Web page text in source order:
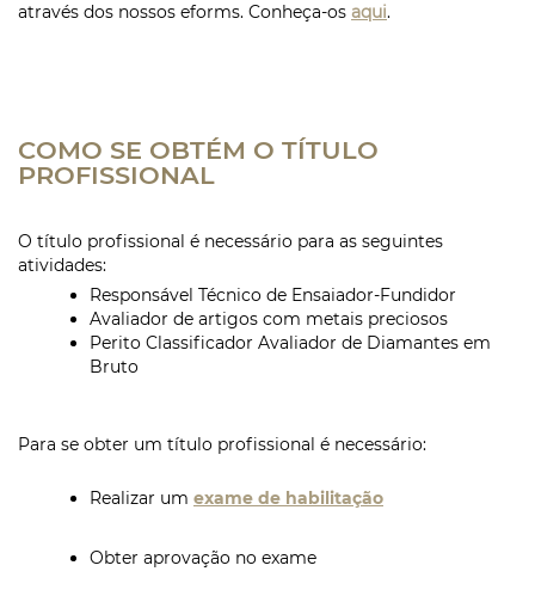
através dos nossos eforms. Conheça-os aqui.
COMO SE OBTÉM O TÍTULO
PROFISSIONAL
O título profissional é necessário para as seguintes
atividades:
Responsável Técnico de Ensaiador-Fundidor
Avaliador de artigos com metais preciosos
Perito Classificador Avaliador de Diamantes em
Bruto
Para se obter um título profissional é necessário:
Realizar um exame de habilitação
Obter aprovação no exame